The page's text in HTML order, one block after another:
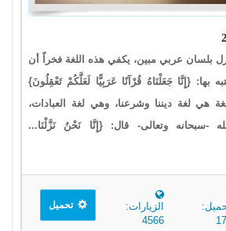
بلسان عربي مبين، يكفي هذه اللغة فخراً أن
بها: {إِنَّا جَعَلْنَاهُ قُرْآنًا عَرَبِيًّا لَعَلَّكُمْ تَعْقِلُونَ}
اللغة هي لغة ديننا وشرعنا، وهي لغة العبادات،
-سبحانه وتعالى- قال: {إِنَّا نَحْنُ نَزَّلْنَا...
الزيارات:
4566
تحميل